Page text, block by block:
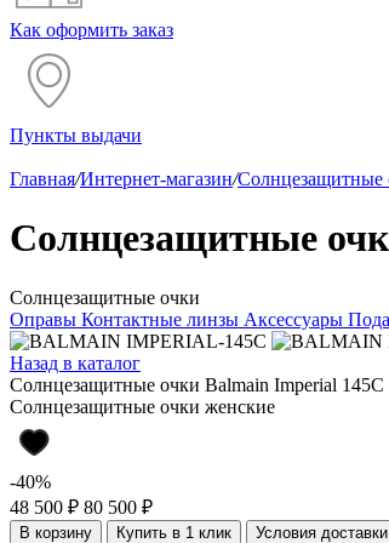
Как оформить заказ
Пункты выдачи
Главная/Интернет-магазин/Солнцезащитные
Солнцезащитные
Солнцезащитные очки
Оправы Контактные линзы Аксессуары
Назад в каталог
Солнцезащитные очки Balmain Imperial 145C
Солнцезащитные очки женские
-40%
48 500 ₽ 80 500 ₽
В корзину Купить в 1 клик Условия